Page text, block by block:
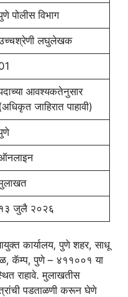
पोलीस विभाग
लघुलेखक
आवश्यकतेनुसार
जाहिरात पाहावी)
१३ जुलै २०२६
कार्यालय, पुणे शहर, साधू
कॅम्प, पुणे – ४११००१ या
राहावे. मुलाखतीस
पडताळणी करून घेणे